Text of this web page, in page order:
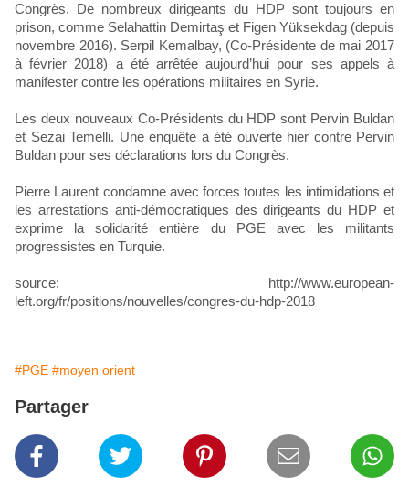
Congrès. De nombreux dirigeants du HDP sont toujours en
prison, comme Selahattin Demirtaş et Figen Yüksekdag (depuis
novembre 2016). Serpil Kemalbay, (Co-Présidente de mai 2017
à février 2018) a été arrêtée aujourd’hui pour ses appels à
manifester contre les opérations militaires en Syrie.
Les deux nouveaux Co-Présidents du HDP sont Pervin Buldan
et Sezai Temelli. Une enquête a été ouverte hier contre Pervin
Buldan pour ses déclarations lors du Congrès.
Pierre Laurent condamne avec forces toutes les intimidations et
les arrestations anti-démocratiques des dirigeants du HDP et
exprime la solidarité entière du PGE avec les militants
progressistes en Turquie.
source: http://www.european-
left.org/fr/positions/nouvelles/congres-du-hdp-2018
#PGE #moyen orient
Partager